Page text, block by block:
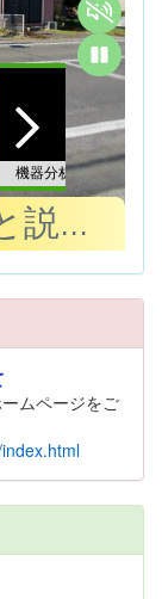
ムページをご